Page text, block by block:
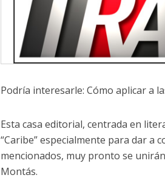
Podría interesarle: Cómo aplicar a
Esta casa editorial, centrada en
“Caribe” especialmente para dar a
mencionados, muy pronto se
Montás.